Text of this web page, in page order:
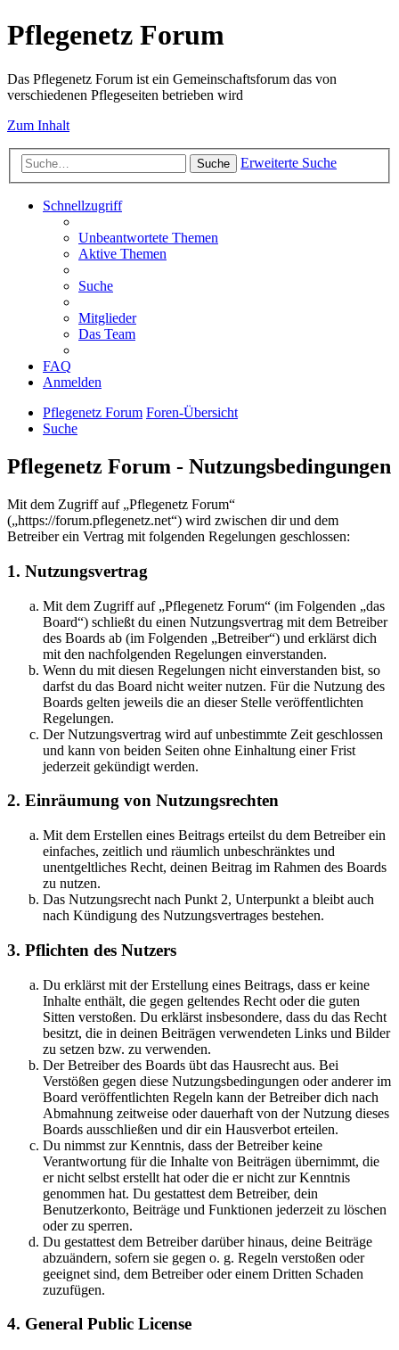
Pflegenetz Forum
Das Pflegenetz Forum ist ein Gemeinschaftsforum das von
verschiedenen Pflegeseiten betrieben wird
Zum Inhalt
Suche Erweiterte Suche
Schnellzugriff
Unbeantwortete Themen
Aktive Themen
Suche
Mitglieder
Das Team
FAQ
Anmelden
Pflegenetz Forum Foren-Übersicht
Suche
Pflegenetz Forum - Nutzungsbedingungen
Mit dem Zugriff auf „Pflegenetz Forum“
(„https://forum.pflegenetz.net“) wird zwischen dir und dem
Betreiber ein Vertrag mit folgenden Regelungen geschlossen:
1. Nutzungsvertrag
Mit dem Zugriff auf „Pflegenetz Forum“ (im Folgenden „das
Board“) schließt du einen Nutzungsvertrag mit dem Betreiber
des Boards ab (im Folgenden „Betreiber“) und erklärst dich
mit den nachfolgenden Regelungen einverstanden.
Wenn du mit diesen Regelungen nicht einverstanden bist, so
darfst du das Board nicht weiter nutzen. Für die Nutzung des
Boards gelten jeweils die an dieser Stelle veröffentlichten
Regelungen.
Der Nutzungsvertrag wird auf unbestimmte Zeit geschlossen
und kann von beiden Seiten ohne Einhaltung einer Frist
jederzeit gekündigt werden.
2. Einräumung von Nutzungsrechten
Mit dem Erstellen eines Beitrags erteilst du dem Betreiber ein
einfaches, zeitlich und räumlich unbeschränktes und
unentgeltliches Recht, deinen Beitrag im Rahmen des Boards
zu nutzen.
Das Nutzungsrecht nach Punkt 2, Unterpunkt a bleibt auch
nach Kündigung des Nutzungsvertrages bestehen.
3. Pflichten des Nutzers
Du erklärst mit der Erstellung eines Beitrags, dass er keine
Inhalte enthält, die gegen geltendes Recht oder die guten
Sitten verstoßen. Du erklärst insbesondere, dass du das Recht
besitzt, die in deinen Beiträgen verwendeten Links und Bilder
zu setzen bzw. zu verwenden.
Der Betreiber des Boards übt das Hausrecht aus. Bei
Verstößen gegen diese Nutzungsbedingungen oder anderer im
Board veröffentlichten Regeln kann der Betreiber dich nach
Abmahnung zeitweise oder dauerhaft von der Nutzung dieses
Boards ausschließen und dir ein Hausverbot erteilen.
Du nimmst zur Kenntnis, dass der Betreiber keine
Verantwortung für die Inhalte von Beiträgen übernimmt, die
er nicht selbst erstellt hat oder die er nicht zur Kenntnis
genommen hat. Du gestattest dem Betreiber, dein
Benutzerkonto, Beiträge und Funktionen jederzeit zu löschen
oder zu sperren.
Du gestattest dem Betreiber darüber hinaus, deine Beiträge
abzuändern, sofern sie gegen o. g. Regeln verstoßen oder
geeignet sind, dem Betreiber oder einem Dritten Schaden
zuzufügen.
4. General Public License